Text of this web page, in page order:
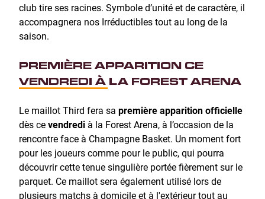
club tire ses racines. Symbole d’unité et de caractère, il
accompagnera nos Irréductibles tout au long de la
saison.
PREMIÈRE APPARITION CE
VENDREDI À LA FOREST ARENA
Le maillot Third fera sa première apparition officielle
dès cevendredi à la Forest Arena, à l’occasion de la
rencontre face à Champagne Basket. Un moment fort
pour les joueurs comme pour le public, qui pourra
découvrir cette tenue singulière portée fièrement sur le
parquet. Ce maillot sera également utilisé lors de
plusieurs matchs à domicile et à l'extérieur tout au